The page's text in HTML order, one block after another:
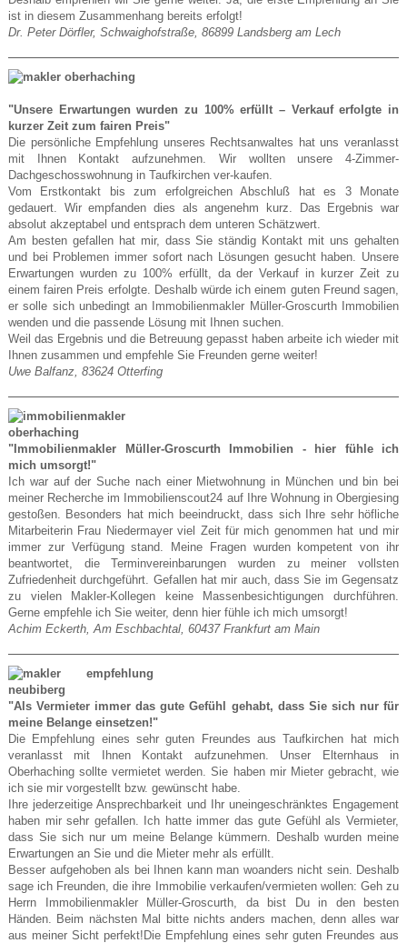
ist in diesem Zusammenhang bereits erfolgt!
Dr. Peter Dörfler, Schwaighofstraße, 86899 Landsberg am Lech
"Unsere Erwartungen wurden zu 100% erfüllt – Verkauf erfolgte in
kurzer Zeit zum fairen Preis"
Die persönliche Empfehlung unseres Rechtsanwaltes hat uns veranlasst
mit Ihnen Kontakt aufzunehmen. Wir wollten unsere 4-Zimmer-
Dachgeschosswohnung in Taufkirchen ver-kaufen.
Vom Erstkontakt bis zum erfolgreichen Abschluß hat es 3 Monate
gedauert. Wir empfanden dies als angenehm kurz. Das Ergebnis war
absolut akzeptabel und entsprach dem unteren Schätzwert.
Am besten gefallen hat mir, dass Sie ständig Kontakt mit uns gehalten
und bei Problemen immer sofort nach Lösungen gesucht haben. Unsere
Erwartungen wurden zu 100% erfüllt, da der Verkauf in kurzer Zeit zu
einem fairen Preis erfolgte. Deshalb würde ich einem guten Freund sagen,
er solle sich unbedingt an Immobilienmakler Müller-Groscurth Immobilien
wenden und die passende Lösung mit Ihnen suchen.
Weil das Ergebnis und die Betreuung gepasst haben arbeite ich wieder mit
Ihnen zusammen und empfehle Sie Freunden gerne weiter!
Uwe Balfanz, 83624 Otterfing
"Immobilienmakler Müller-Groscurth Immobilien - hier fühle ich
mich umsorgt!"
Ich war auf der Suche nach einer Mietwohnung in München und bin bei
meiner Recherche im Immobilienscout24 auf Ihre Wohnung in Obergiesing
gestoßen. Besonders hat mich beeindruckt, dass sich Ihre sehr höfliche
Mitarbeiterin Frau Niedermayer viel Zeit für mich genommen hat und mir
immer zur Verfügung stand. Meine Fragen wurden kompetent von ihr
beantwortet, die Terminvereinbarungen wurden zu meiner vollsten
Zufriedenheit durchgeführt. Gefallen hat mir auch, dass Sie im Gegensatz
zu vielen Makler-Kollegen keine Massenbesichtigungen durchführen.
Gerne empfehle ich Sie weiter, denn hier fühle ich mich umsorgt!
Achim Eckerth, Am Eschbachtal, 60437 Frankfurt am Main
"Als Vermieter immer das gute Gefühl gehabt, dass Sie sich nur für
meine Belange einsetzen!"
Die Empfehlung eines sehr guten Freundes aus Taufkirchen hat mich
veranlasst mit Ihnen Kontakt aufzunehmen. Unser Elternhaus in
Oberhaching sollte vermietet werden. Sie haben mir Mieter gebracht, wie
ich sie mir vorgestellt bzw. gewünscht habe.
Ihre jederzeitige Ansprechbarkeit und Ihr uneingeschränktes Engagement
haben mir sehr gefallen. Ich hatte immer das gute Gefühl als Vermieter,
dass Sie sich nur um meine Belange kümmern. Deshalb wurden meine
Erwartungen an Sie und die Mieter mehr als erfüllt.
Besser aufgehoben als bei Ihnen kann man woanders nicht sein. Deshalb
sage ich Freunden, die ihre Immobilie verkaufen/vermieten wollen: Geh zu
Herrn Immobilienmakler Müller-Groscurth, da bist Du in den besten
Händen. Beim nächsten Mal bitte nichts anders machen, denn alles war
aus meiner Sicht perfekt!Die Empfehlung eines sehr guten Freundes aus